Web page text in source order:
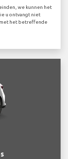
we kunnen het
u ontvangt niet
met het betreffende